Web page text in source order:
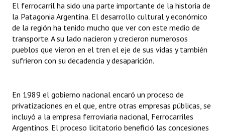
Comunicaciones
Declaraciones
Resoluciones
INSTITUCIONAL
Antiguos Pobladores
El ferrocarril ha sido una parte importante de la historia de
la Patagonia Argentina. El desarrollo cultural y económico
de la región ha tenido mucho que ver con este medio de
transporte. A su lado nacieron y crecieron numerosos
pueblos que vieron en el tren el eje de sus vidas y también
sufrieron con su decadencia y desaparición.
En 1989 el gobierno nacional encaró un proceso de
privatizaciones en el que, entre otras empresas públicas, se
incluyó a la empresa ferroviaria nacional, Ferrocarriles
Argentinos. El proceso licitatorio benefició las concesiones